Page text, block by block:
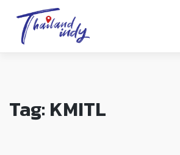
Tag: KMITL